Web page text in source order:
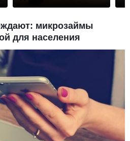
микрозаймы
для населения